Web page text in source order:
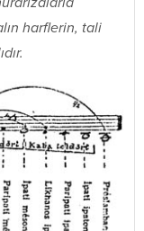
harflerin, tali